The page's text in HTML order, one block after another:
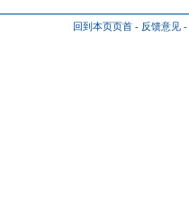
回到本页页首 - 反馈意见 -